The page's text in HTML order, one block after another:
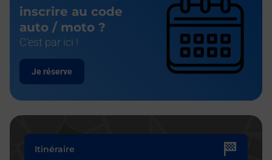
inscrire au code
auto / moto ?
C'est par ici !
Je réserve
Itinéraire